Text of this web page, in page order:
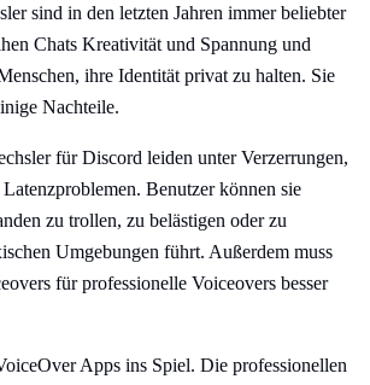
sind in den letzten Jahren immer beliebter
Chats Kreativität und Spannung und
ihre Identität privat zu halten. Sie
Nachteile.
für Discord leiden unter Verzerrungen,
Benutzer können sie
zu trollen, zu belästigen oder zu
Umgebungen führt. Außerdem muss
für professionelle Voiceovers besser
Apps ins Spiel. Die professionellen